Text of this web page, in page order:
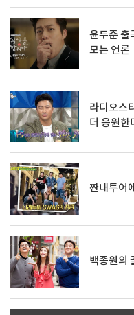
윤두준 출
모는 언론
라디오스
더 응원한
짠내투어
백종원의